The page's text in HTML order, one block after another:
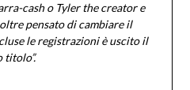
cash o Tyler the creator e
pensato di cambiare il
le registrazioni è uscito il
titolo”.